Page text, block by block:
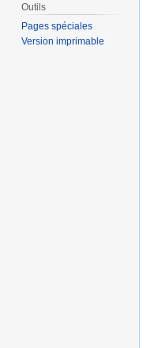
Outils
Pages spéciales
Version imprimable